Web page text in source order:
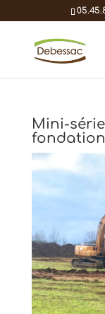
Mini-